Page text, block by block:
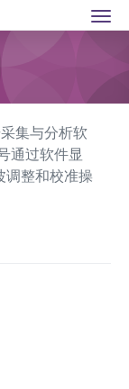
集与分析软
通过软件显
调整和校准操